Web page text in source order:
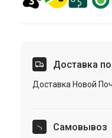
Доставка
Доставка Новой
Cамовывоз